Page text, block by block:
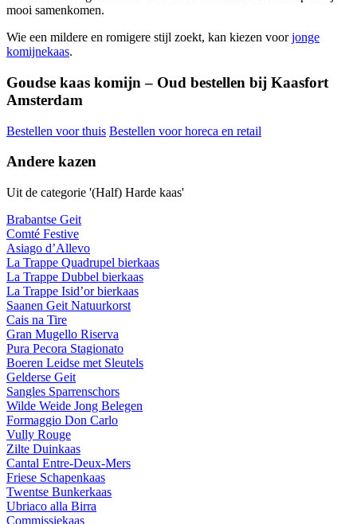
mooi samenkomen.
Wie een mildere en romigere stijl zoekt, kan kiezen voorjonge
komijnekaas.
Goudse kaas komijn – Oud bestellen bij Kaasfort
Amsterdam
Bestellen voor thuis Bestellen voor horeca en retail
Andere kazen
Uit de categorie '(Half) Harde kaas'
Brabantse Geit
Comté Festive
Asiago d’Allevo
La Trappe Quadrupel bierkaas
La Trappe Dubbel bierkaas
La Trappe Isid’or bierkaas
Saanen Geit Natuurkorst
Cais na Tire
Gran Mugello Riserva
Pura Pecora Stagionato
Boeren Leidse met Sleutels
Gelderse Geit
Sangles Sparrenschors
Wilde Weide Jong Belegen
Formaggio Don Carlo
Vully Rouge
Zilte Duinkaas
Cantal Entre-Deux-Mers
Friese Schapenkaas
Twentse Bunkerkaas
Ubriaco alla Birra
Commissiekaas